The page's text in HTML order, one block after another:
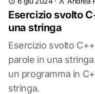
Esercizio svolto
una stringa
Esercizio svolto
parole in una
un programma in
stringa.